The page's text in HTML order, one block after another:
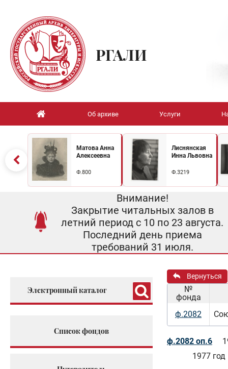
РГАЛИ
Об архиве Услуги
Матова Анна
Алексеевна
Ф.800
Лиснянская
Инна Львовна
Ф.3219
Внимание!
Закрытие читальных залов в
летний период с 10 по 23 августа.
Последний день приема
требований 31 июля.
Электронный каталог
Список фондов
Вернуться
№
фонда
ф.2082
ф.2082 оп.6
1977 год